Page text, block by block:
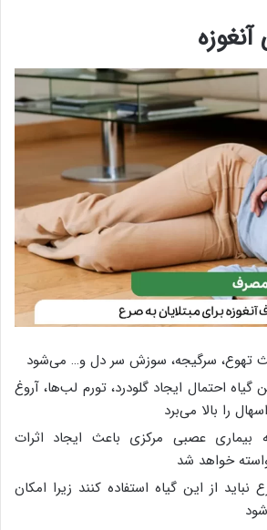
تهوع، سرگیجه، سوزش سر دل و… می‌شود
گیاه احتمال ایجاد گلودرد، تورم لب‌ها، آروغ
را بالا می‌برد
بیماری عصبی مرکزی باعث ایجاد اثرات
خواهد شد
نباید از این گیاه استفاده کنند زیرا امکان